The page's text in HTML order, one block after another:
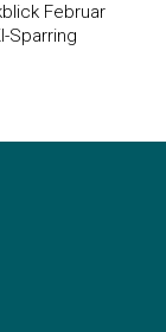
Februar
Sparring